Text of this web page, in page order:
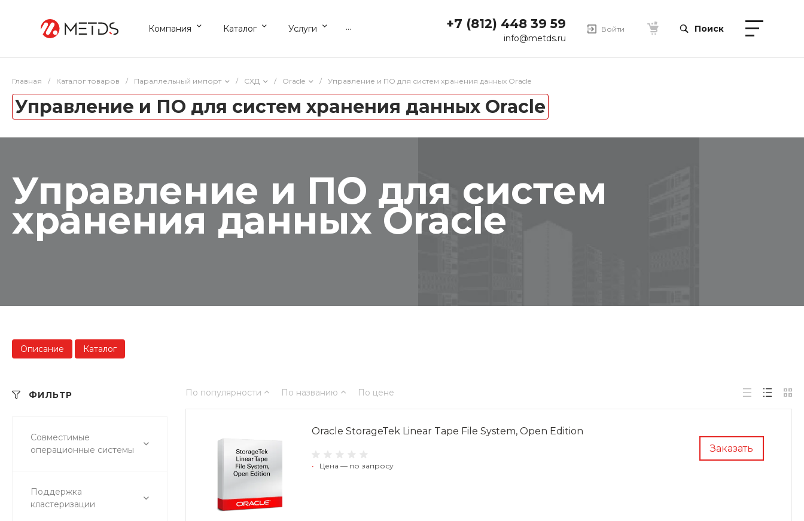
Компания Каталог Услуги ... +7 (812) 448 39 59
info@metds.ru
Войти Поиск
Главная / Каталог товаров / Параллельный импорт / СХД / Oracle / Управление и ПО для систем хранения данных Oracle
Управление и ПО для систем хранения данных Oracle
Управление и ПО для систем
хранения данных Oracle
Описание Каталог
ФИЛЬТР
Совместимые
операционные системы
Поддержка
кластеризации
По популярности По названию По цене
Заказать
Oracle StorageTek Linear Tape File System, Open Edition
• Цена — по запросу